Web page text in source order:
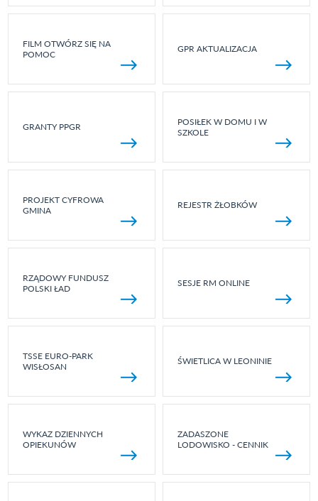
FILM OTWÓRZ SIĘ NA
POMOC
GPR AKTUALIZACJA
GRANTY PPGR
POSIŁEK W DOMU I W
SZKOLE
PROJEKT CYFROWA
GMINA
REJESTR ŻŁOBKÓW
RZĄDOWY FUNDUSZ
POLSKI ŁAD
SESJE RM ONLINE
TSSE EURO-PARK
WISŁOSAN
ŚWIETLICA W LEONINIE
WYKAZ DZIENNYCH
OPIEKUNÓW
ZADASZONE
LODOWISKO - CENNIK